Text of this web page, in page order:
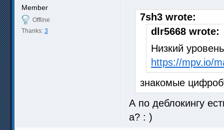
Member
Offline
Thanks: 3
7sh3 wrote:
dlr5668 wrote:
Низкий
https://mpv.io/
знакомые
А по деблокингу
а? : )